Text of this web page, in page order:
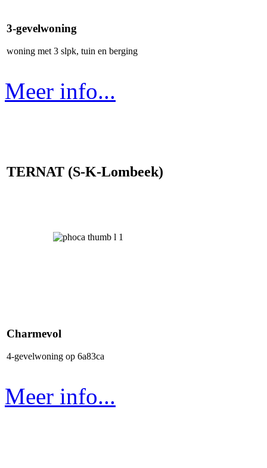
3-gevelwoning
woning met 3 slpk, tuin en berging
Meer info...
TERNAT (S-K-Lombeek)
Charmevol
4-gevelwoning op 6a83ca
Meer info...